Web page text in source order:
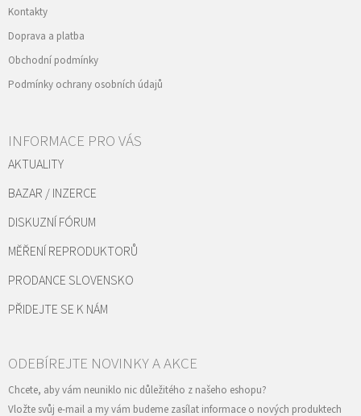
Kontakty
Doprava a platba
Obchodní podmínky
Podmínky ochrany osobních údajů
INFORMACE PRO VÁS
AKTUALITY
BAZAR / INZERCE
DISKUZNÍ FÓRUM
MĚŘENÍ REPRODUKTORŮ
PRODANCE SLOVENSKO
PŘIDEJTE SE K NÁM
Vložte svůj e-mail a my vám budeme zasílat informace o nových produktech